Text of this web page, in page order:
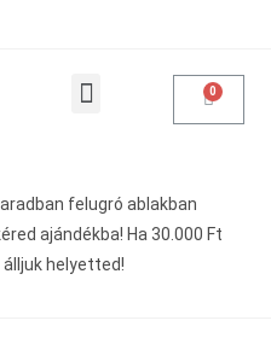
felugró ablakban
ajándékba! Ha 30.000 Ft
helyetted!